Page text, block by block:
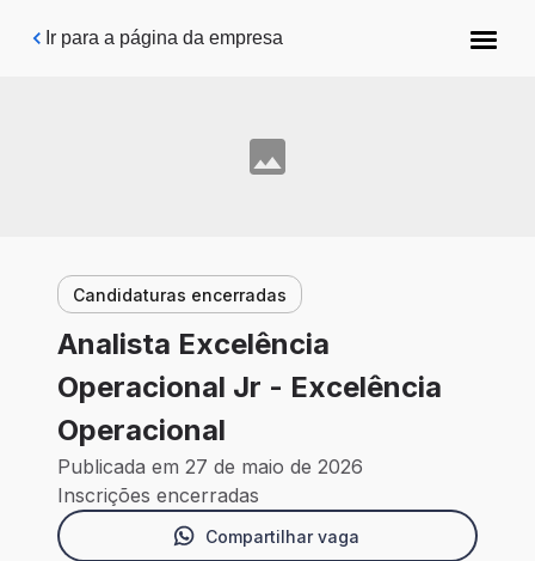
Pular para o conteúdo principal
Ir para a página da empresa
Candidaturas encerradas
Analista Excelência
Operacional Jr - Excelência
Operacional
Publicada em 27 de maio de 2026
Inscrições encerradas
Compartilhar vaga